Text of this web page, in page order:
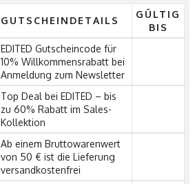
GUTSCHEINDETAILS
GÜLTIG
BIS
EDITED Gutscheincode für
10% Willkommensrabatt bei
Anmeldung zum Newsletter
Top Deal bei EDITED – bis
zu 60% Rabatt im Sales-
Kollektion
Ab einem Bruttowarenwert
von 50 € ist die Lieferung
versandkostenfrei